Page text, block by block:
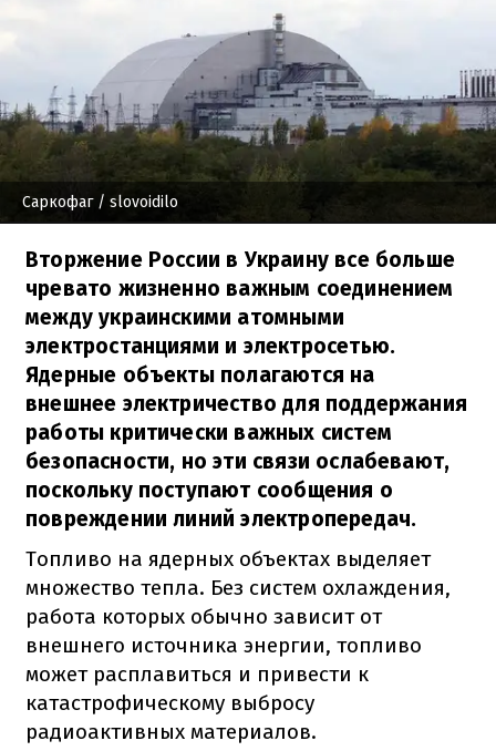
Саркофаг/ slovoidilo
Вторжение России в Украину все больше
чревато жизненно важным соединением
между украинскими атомными
электростанциями и электросетью.
Ядерные объекты полагаются на
внешнее электричество для поддержания
работы критически важных систем
безопасности, но эти связи ослабевают,
поскольку поступают сообщения о
повреждении линий электропередач.
Топливо на ядерных объектах выделяет
множество тепла. Без систем охлаждения,
работа которых обычно зависит от
внешнего источника энергии, топливо
может расплавиться и привести к
катастрофическому выбросу
радиоактивных материалов.